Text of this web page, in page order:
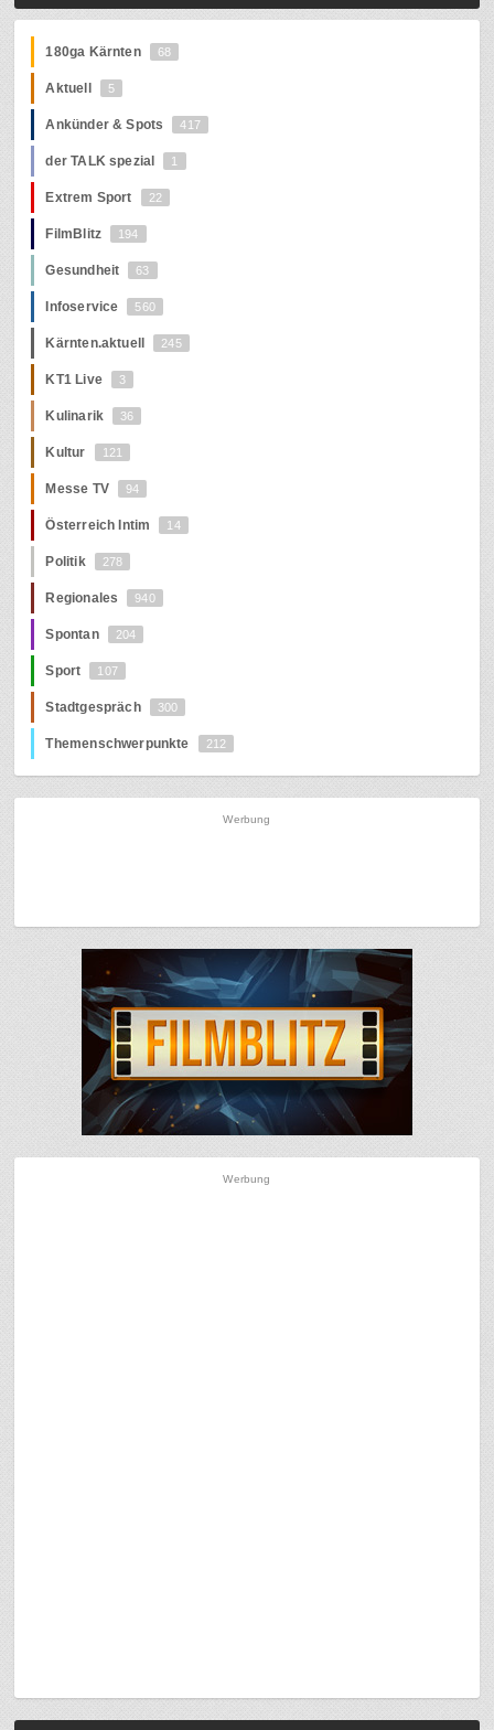
180ga Kärnten 68
Aktuell 5
Ankünder & Spots 417
der TALK spezial 1
Extrem Sport 22
FilmBlitz 194
Gesundheit 63
Infoservice 560
Kärnten.aktuell 245
KT1 Live 3
Kulinarik 36
Kultur 121
Messe TV 94
Österreich Intim 14
Politik 278
Regionales 940
Spontan 204
Sport 107
Stadtgespräch 300
Themenschwerpunkte 212
Werbung
Werbung